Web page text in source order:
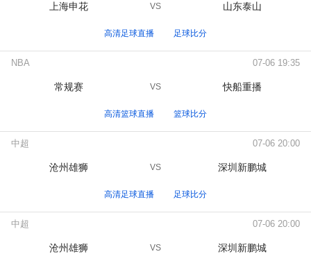
上海申花 VS 山东泰山
高清足球直播 足球比分
NBA 07-06 19:35
常规赛 VS 快船重播
高清篮球直播 篮球比分
中超 07-06 20:00
沧州雄狮 VS 深圳新鹏城
高清足球直播 足球比分
中超 07-06 20:00
沧州雄狮 VS 深圳新鹏城